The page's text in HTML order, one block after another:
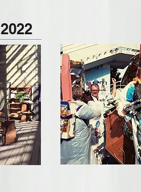
2022